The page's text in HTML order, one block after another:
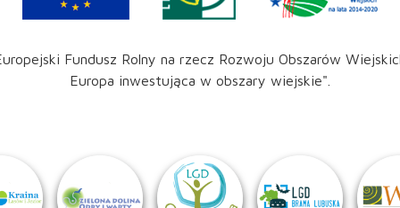
Fundusz Rolny na rzecz Rozwoju Obszarów
Europa inwestująca w obszary wiejskie".